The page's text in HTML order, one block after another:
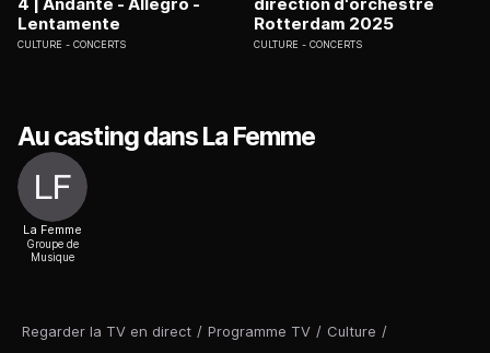
Regarder la TV en direct / Programme TV / Culture /
Lentamente
CULTURE CONCERTS
Rotterdam 2025
CULTURE CONCERTS
Au casting dans La Femme
La Femme
Groupe de
Musique